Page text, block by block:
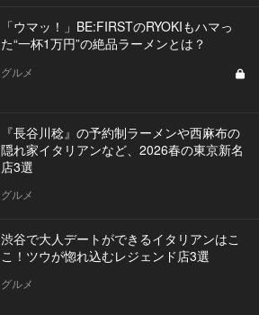
「ウマッ！」BE:FIRSTのRYOKIもハマっ
た“一杯1万円”の絶品ラーメンとは？
グルメ
『長谷川稔』の予約制ラーメンや西麻布の
隠れ家イタリアンなど、2026春の東京新名
店3選
グルメ
渋谷で大人デートができるイタリアンはこ
こ！ツウが惚れ込むレジェンド店3選
グルメ